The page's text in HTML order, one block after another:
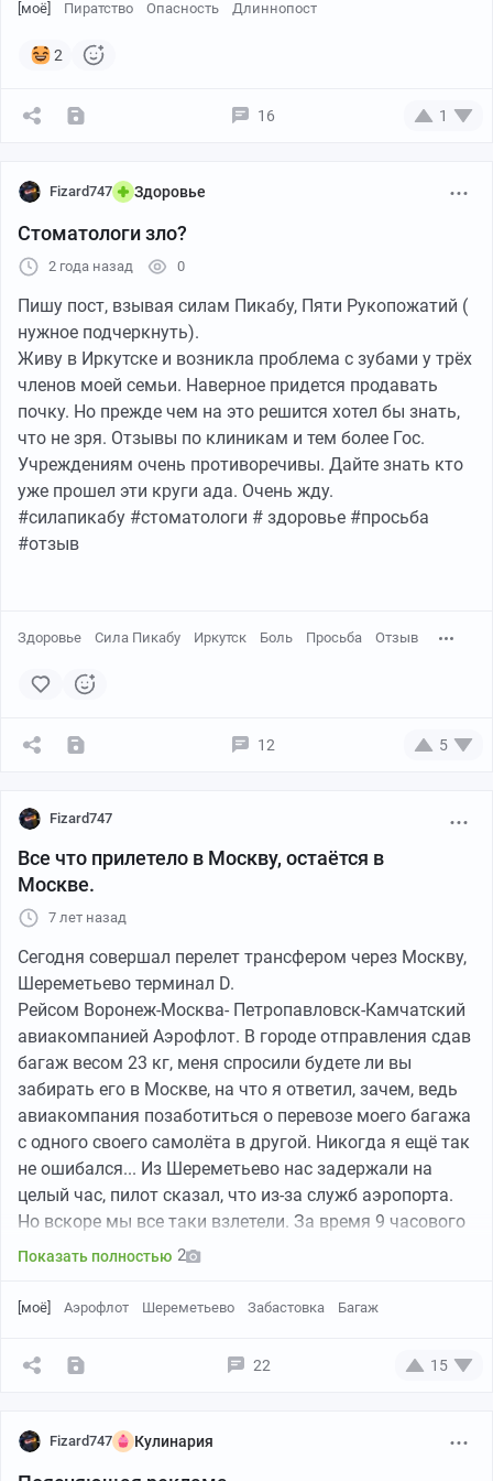
[моё] Пиратство Опасность Длиннопост
2
16 1
Fizard747 Здоровье
Стоматологи зло?
2 года назад 0
Пишу пост, взывая силам Пикабу, Пяти Рукопожатий (
нужное подчеркнуть).
Живу в Иркутске и возникла проблема с зубами у трёх
членов моей семьи. Наверное придется продавать
почку. Но прежде чем на это решится хотел бы знать,
что не зря. Отзывы по клиникам и тем более Гос.
Учреждениям очень противоречивы. Дайте знать кто
уже прошел эти круги ада. Очень жду.
#силапикабу #стоматологи # здоровье #просьба
#отзыв
Здоровье Сила Пикабу Иркутск Боль Просьба Отзыв
12 5
Fizard747
Все что прилетело в Москву, остаётся в
Москве.
7 лет назад
Сегодня совершал перелет трансфером через Москву,
Шереметьево терминал D.
Рейсом Воронеж-Москва- Петропавловск-Камчатский
авиакомпанией Аэрофлот. В городе отправления сдав
багаж весом 23 кг, меня спросили будете ли вы
забирать его в Москве, на что я ответил, зачем, ведь
авиакомпания позаботиться о перевозе моего багажа
с одного своего самолёта в другой. Никогда я ещё так
не ошибался... Из Шереметьево нас задержали на
целый час, пилот сказал, что из-за служб аэропорта.
Но вскоре мы все таки взлетели. За время 9 часового
перелета по всей стране, в комфортабельном Боинг
пути. Прилетев на восточный край нашей родины 30
обнаружили, на багажной ленте своего багажа... За
время полета пилот несколько раз нахваливал свою
сервису альянса Skyteam.
Т.е. если люди пользуясь их супер хорошим сервисом,
Показать полностью 2
[моё] Аэрофлот Шереметьево Забастовка Багаж
22 15
Fizard747 Кулинария